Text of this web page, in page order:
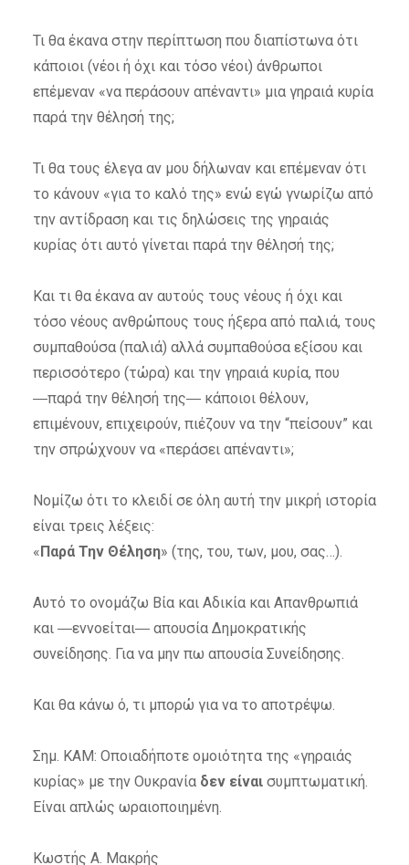
Τι θα έκανα στην περίπτωση που διαπίστωνα ότι
κάποιοι (νέοι ή όχι και τόσο νέοι) άνθρωποι
επέμεναν «να περάσουν απέναντι» μια γηραιά κυρία
παρά την θέλησή της;
Τι θα τους έλεγα αν μου δήλωναν και επέμεναν ότι
το κάνουν «για το καλό της» ενώ εγώ γνωρίζω από
την αντίδραση και τις δηλώσεις της γηραιάς
κυρίας ότι αυτό γίνεται παρά την θέλησή της;
Και τι θα έκανα αν αυτούς τους νέους ή όχι και
τόσο νέους ανθρώπους τους ήξερα από παλιά, τους
συμπαθούσα (παλιά) αλλά συμπαθούσα εξίσου και
περισσότερο (τώρα) και την γηραιά κυρία, που
―παρά την θέλησή της― κάποιοι θέλουν,
επιμένουν, επιχειρούν, πιέζουν να την “πείσουν” και
την σπρώχνουν να «περάσει απέναντι»;
Νομίζω ότι το κλειδί σε όλη αυτή την μικρή ιστορία
είναι τρεις λέξεις:
« Παρά Την Θέληση» (της, του, των, μου, σας…).
Αυτό το ονομάζω Βία και Αδικία και Απανθρωπιά
και ―εννοείται― απουσία Δημοκρατικής
συνείδησης. Για να μην πω απουσία Συνείδησης.
Και θα κάνω ό, τι μπορώ για να το αποτρέψω.
Σημ. ΚΑΜ: Οποιαδήποτε ομοιότητα της «γηραιάς
κυρίας» με την Ουκρανία δεν είναισυμπτωματική.
Είναι απλώς ωραιοποιημένη.
Κωστής Α. Μακρής